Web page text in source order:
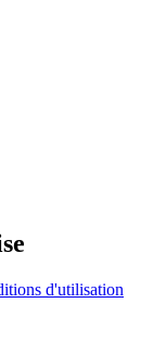
d'utilisation